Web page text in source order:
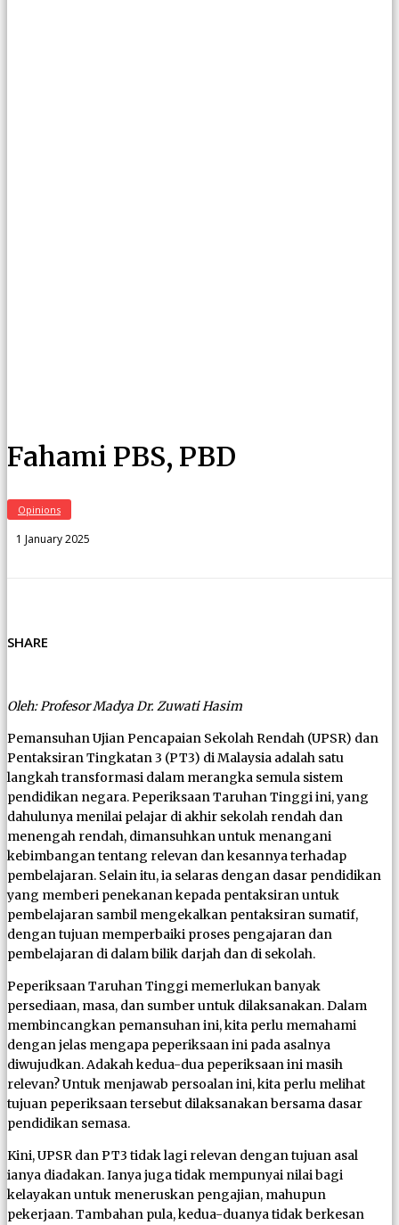
Fahami PBS, PBD
Opinions
1 January 2025
SHARE
Oleh: Profesor Madya Dr. Zuwati Hasim
Pemansuhan Ujian Pencapaian Sekolah Rendah (UPSR) dan
Pentaksiran Tingkatan 3 (PT3) di Malaysia adalah satu
langkah transformasi dalam merangka semula sistem
pendidikan negara. Peperiksaan Taruhan Tinggi ini, yang
dahulunya menilai pelajar di akhir sekolah rendah dan
menengah rendah, dimansuhkan untuk menangani
kebimbangan tentang relevan dan kesannya terhadap
pembelajaran. Selain itu, ia selaras dengan dasar pendidikan
yang memberi penekanan kepada pentaksiran untuk
pembelajaran sambil mengekalkan pentaksiran sumatif,
dengan tujuan memperbaiki proses pengajaran dan
pembelajaran di dalam bilik darjah dan di sekolah.
Peperiksaan Taruhan Tinggi memerlukan banyak
persediaan, masa, dan sumber untuk dilaksanakan. Dalam
membincangkan pemansuhan ini, kita perlu memahami
dengan jelas mengapa peperiksaan ini pada asalnya
diwujudkan. Adakah kedua-dua peperiksaan ini masih
relevan? Untuk menjawab persoalan ini, kita perlu melihat
tujuan peperiksaan tersebut dilaksanakan bersama dasar
pendidikan semasa.
Kini, UPSR dan PT3 tidak lagi relevan dengan tujuan asal
ianya diadakan. Ianya juga tidak mempunyai nilai bagi
kelayakan untuk meneruskan pengajian, mahupun
pekerjaan. Tambahan pula, kedua-duanya tidak berkesan